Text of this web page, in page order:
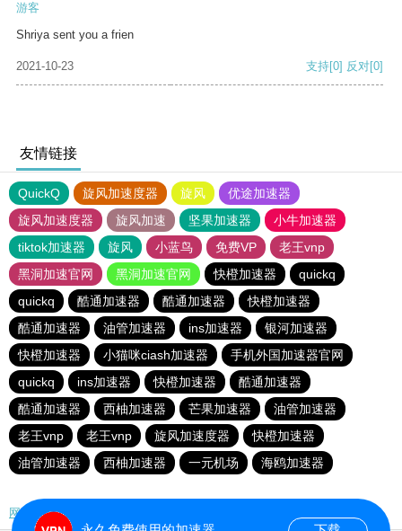
游客
Shriya sent you a frien
2021-10-23 支持[0] 反对[0]
友情链接
QuickQ 旋风加速度器 旋风
优途加速器
旋风加速度器
旋风加速 坚果加速器
小牛加速器
tiktok加速器
旋风 小蓝鸟 免费VP
老王vnp
黑洞加速官网
黑洞加速官网 快橙加速器
quickq
quickq
酷通加速器 酷通加速器
快橙加速器
酷通加速器
油管加速器 ins加速器
银河加速器
快橙加速器
小猫咪ciash加速器
手机外国加速器官网
quickq
ins加速器 快橙加速器
酷通加速器
酷通加速器
西柚加速器 芒果加速器
油管加速器
老王vnp
老王vnp 旋风加速度器
快橙加速器
油管加速器
西柚加速器 一元机场 海鸥加速器
网站地图